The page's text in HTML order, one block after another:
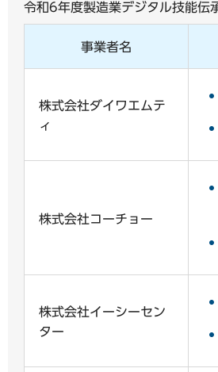
令和6年度製造業デジタル技能伝
事業者名
株式会社ダイワエムテ
ィ
株式会社コーチョー
株式会社イーシーセン
ター